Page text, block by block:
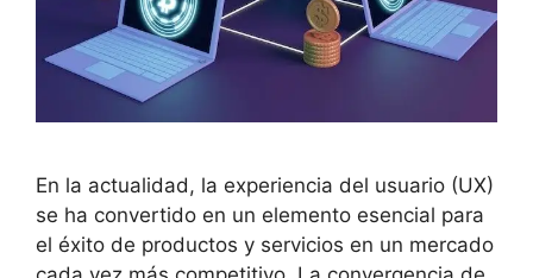
En la actualidad, la experiencia del usuario (UX)
se ha convertido en un elemento esencial para
el éxito de productos y servicios en un mercado